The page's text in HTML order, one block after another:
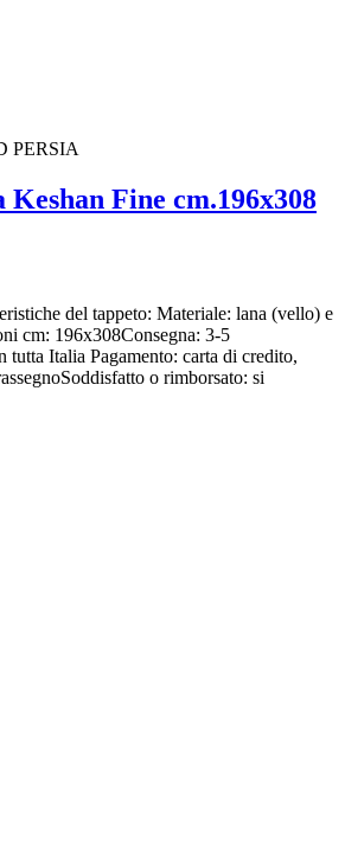
PERSIA
Keshan Fine cm.196x308
del tappeto: Materiale: lana (vello) e
cm: 196x308Consegna: 3-5
tutta Italia Pagamento: carta di credito,
o rimborsato: si